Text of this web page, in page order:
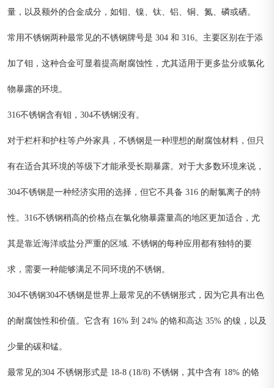
量，以及额外的合金成分，如钼、镍、钛、铝、铜、氮、磷或硒。
常用不锈钢两种最常见的不锈钢牌号是 304 和 316。主要区别在于添
加了钼，这种合金可显着提高耐腐蚀性，尤其适用于更多盐分或氯化
物暴露的环境。
316不锈钢含有钼，304不锈钢没有。
对于栏杆和护柱等户外家具，不锈钢是一种理想的耐腐蚀材料，但只
有在适合其环境的等级下才能承受长期暴露。对于大多数环境来说，
304不锈钢是一种经济实用的选择，但它不具备 316 的耐氯离子的特
性。316不锈钢稍高的价格点在氯化物暴露量高的地区更加适合，尤
其是靠近海洋或盐分严重的区域. 不锈钢的每种应用都有独特的要
求，需要一种能够满足不同环境的不锈钢。
304不锈钢304不锈钢是世界上最常见的不锈钢形式，因为它具有出色
的耐腐蚀性和价值。它含有 16% 到 24% 的铬和高达 35% 的镍，以及
少量的碳和锰。
最常见的304 不锈钢形式是 18-8 (18/8) 不锈钢，其中含有 18% 的铬